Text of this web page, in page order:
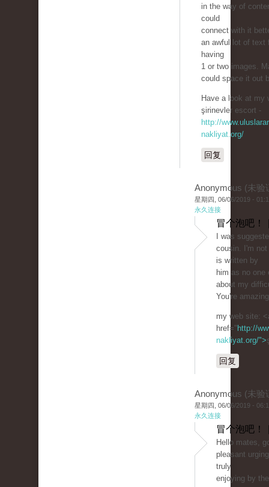
in the way of
could
connect with it
an awful lot of text
having
1 or two images.
could space it out
Have a look at my
şirinevler escort -
http://
nakliyat.org/
回复
Anonymous (未验
星期四, 06/06/2019 -
永久连接
冒个泡吧！
I was
cousin. I'm
is written by
him as no one
about my
You're
my web site:
href=" http://
nakliyat.org/">
回复
Anonymous (未验
星期四, 06/06/2019 -
永久连接
冒个泡吧！
Hello mates,
pleasant
truly
enjoying by